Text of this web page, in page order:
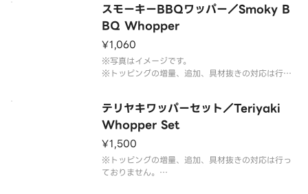
ざいます。なお、商品の破損を防ぐため、フィルム
には空気穴がございます。
※写真はイメージです。
スモーキーBBQワッパー／Smoky B
BQ Whopper
¥1,060
※写真はイメージです。
※トッピングの増量、追加、具材抜きの対応は行っ
テリヤキワッパーセット／Teriyaki
Whopper Set
¥1,500
※トッピングの増量、追加、具材抜きの対応は行っ
ておりません。